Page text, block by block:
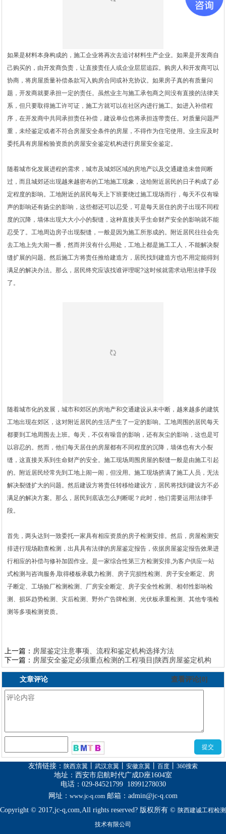
如果是材料本身构成的，施工企业将再次去追讨材料生产企业。如果是开发商自
己购买的，由开发商负责，让直接责任人或企业层层追踪。购房人和开发商可以
协商，将房屋质量补偿条款写入购房合同或补充协议。如果房子真的有质量问
题，开发商就要承担一定的责任。虽然业主与施工承包商之间没有直接的法律关
系，但只要取得施工许可证，施工方就可以在社区内进行施工。如进入补偿程
序，在开发商中共同承担责任补偿，建设单位也将承担连带责任。对质量问题严
重，未经鉴定或者不符合房屋安全条件的房屋，不得作为住宅使用。业主应及时
委托具有房屋检验资质的房屋安全鉴定机构进行房屋安全鉴定。
随着城市化发展进程的需求，城市及城郊区域的房地产以及交通建造未曾间断
过，而且城郊还出现越来越密布的工地施工现象，这给附近居民的日子构成了必
定程度的影响。工地附近的居民每天上下班要绕过施工现场而行，每天不仅有噪
声的影响还有扬尘的影响，这些都还可以忍受，可是每天居住的房子出现不同程
度的沉降，墙体出现大大小小的裂缝，这种直接关乎生命财产安全的影响就不能
忍受了。工地周边房子出现裂缝，一般是因为施工所形成的。附近居民往往会先
去工地上先大闹一番，然而并没有什么用处，工地上都是施工工人，不能解决裂
缝扩展的问题。然后施工方将责任推给建造方，居民找到建造方也不用定能得到
满足的解决办法。那么，居民终究应该找谁评理呢?这时候就需求动用法律手段
了。
随着城市化的发展，城市和郊区的房地产和交通建设从未中断，越来越多的建筑
工地出现在郊区，这对附近居民的生活产生了一定的影响。工地周围的居民每天
都要到工地周围去上班。每天，不仅有噪音的影响，还有灰尘的影响，这也是可
以容忍的。然而，他们每天居住的房屋都有不同程度的沉降，墙体也有大小裂
缝，这直接关系到生命财产的安全。施工现场周围房屋的裂缝一般是由施工引起
的。附近居民经常先到工地上闹一闹，但没用。施工现场挤满了施工人员，无法
解决裂缝扩大的问题。然后建设方将责任转移给建设方，居民将找到建设方不必
满足的解决方案。那么，居民到底该怎么判断呢？此时，他们需要运用法律手
段。
首先，两头达到一致委托一家具有相应资质的房子检测安排。然后，房屋检测安
排进行现场勘查检测，出具具有法律的房屋鉴定报告，依据房屋鉴定报告效果进
行相应的补偿与修补加固作业。是一家综合性第三方检测安排,为客户供应一站
式检测与咨询服务,取得楼板承载力检测、房子完损性检测、房子安全断定、房
子断定、工场验厂检测检测、厂房安全断定、房子安全性检测、相邻性影响检
测、损坏趋势检测、灾后检测、野外广告牌检测、光伏板承重检测、其他专项检
测等多项检测资质。
上一篇： 房屋鉴定注意事项、流程和鉴定机构选择方法
下一篇： 房屋安全鉴定必须重点检测的工程项目|陕西房屋鉴定机构
查看评论[0]
文章评论
友情链接 ： 陕西京翼 武汉京翼 安徽京翼 百度 360搜索
地址：西安市启航时代广成D座1604室
电话：029-84521799 18991278030
网址： www.jc-q.com 邮箱： admin@jc-q.com
Copyright © 2017,jc-q,com,All rights reserved? 版权所有 © 陕西建诚工程检测
技术有限公司